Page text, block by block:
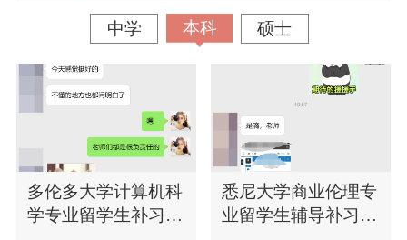
中学 本科 硕士
多伦多大学计算机科
学专业留学生补习案
悉尼大学商业伦理专
业留学生辅导补习案